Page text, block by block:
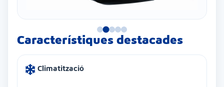
Característiques destacades
Climatització